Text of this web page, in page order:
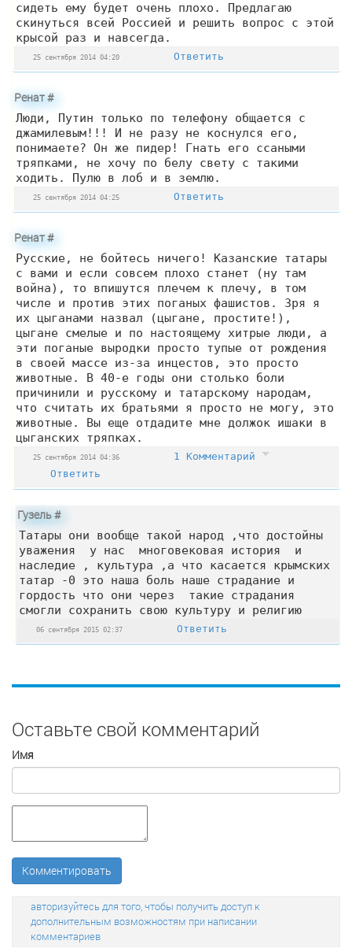
сидеть ему будет очень плохо. Предлагаю
скинуться всей Россией и решить вопрос с этой
крысой раз и навсегда.
25 сентября 2014 04:20 Ответить
Ренат#
Люди, Путин только по телефону общается с
джамилевым!!! И не разу не коснулся его,
понимаете? Он же пидер! Гнать его ссаными
тряпками, не хочу по белу свету с такими
ходить. Пулю в лоб и в землю.
25 сентября 2014 04:25 Ответить
Ренат#
Русские, не бойтесь ничего! Казанские татары
с вами и если совсем плохо станет (ну там
война), то впишутся плечем к плечу, в том
числе и против этих поганых фашистов. Зря я
их цыганами назвал (цыгане, простите!),
цыгане смелые и по настоящему хитрые люди, а
эти поганые выродки просто тупые от рождения
в своей массе из-за инцестов, это просто
животные. В 40-е годы они столько боли
причинили и русскому и татарскому народам,
что считать их братьями я просто не могу, это
животные. Вы еще отдадите мне должок ишаки в
цыганских тряпках.
25 сентября 2014 04:36
1 Комментарий
Ответить
Гузель#
Татары они вообще такой народ ,что достойны
уважения у нас многовековая история и
наследие , культура ,а что касается крымских
татар -0 это наша боль наше страдание и
гордость что они через такие страдания
смогли сохранить свою культуру и религию
06 сентября 2015 02:37 Ответить
Оставьте свой комментарий
Имя
Комментировать
авторизуйтесь для того, чтобы получить доступ к
дополнительным возможностям при написании
комментариев